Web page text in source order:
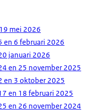
mei 2026
en 6 februari 2026
januari 2026
en 25 november 2025
en 3 oktober 2025
en 18 februari 2025
en 26 november 2024